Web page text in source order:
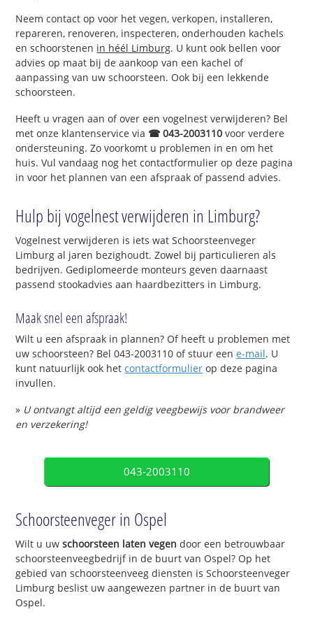
Neem contact op voor het vegen, verkopen, installeren,
repareren, renoveren, inspecteren, onderhouden kachels
en schoorstenen in héél Limburg. U kunt ook bellen voor
advies op maat bij de aankoop van een kachel of
aanpassing van uw schoorsteen. Ook bij een lekkende
schoorsteen.
Heeft u vragen aan of over een vogelnest verwijderen? Bel
met onze klantenservice via ☎ 043-2003110 voor verdere
ondersteuning. Zo voorkomt u problemen in en om het
huis. Vul vandaag nog het contactformulier op deze pagina
in voor het plannen van een afspraak of passend advies.
Hulp bij vogelnest verwijderen in Limburg?
Vogelnest verwijderen is iets wat Schoorsteenveger
Limburg al jaren bezighoudt. Zowel bij particulieren als
bedrijven. Gediplomeerde monteurs geven daarnaast
passend stookadvies aan haardbezitters in Limburg.
Maak snel een afspraak!
Wilt u een afspraak in plannen? Of heeft u problemen met
uw schoorsteen? Bel 043-2003110 of stuur eene-mail. U
kunt natuurlijk ook hetcontactformulier op deze pagina
invullen.
» U ontvangt altijd een geldig veegbewijs voor brandweer
en verzekering!
043-2003110
Schoorsteenveger in Ospel
Wilt u uwschoorsteen laten vegen door een betrouwbaar
schoorsteenveegbedrijf in de buurt van Ospel? Op het
gebied van schoorsteenveeg diensten is Schoorsteenveger
Limburg beslist uw aangewezen partner in de buurt van
Ospel.